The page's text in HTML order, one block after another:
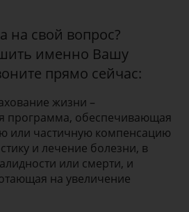
на свой вопрос?
именно Вашу
прямо сейчас:
жизни –
программа, обеспечивающая
или частичную компенсацию
и лечение болезни, в
или смерти, и
на увеличение